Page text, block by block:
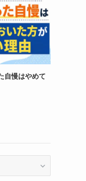
自慢はやめて